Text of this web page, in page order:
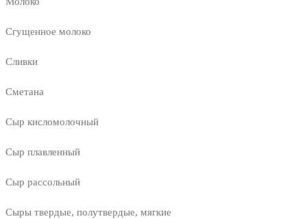
Сгущенное молоко
Сливки
Сметана
Сыр кисломолочный
Сыр плавленный
Сыр рассольный
Сыры твердые, полутвердые, мягкие